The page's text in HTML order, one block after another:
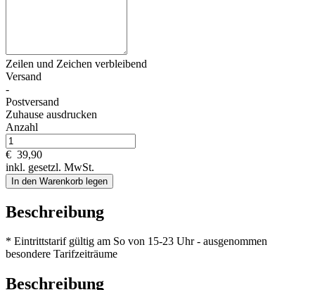
Zeilen und Zeichen verbleibend
Versand
-
Postversand
Zuhause ausdrucken
Anzahl
€ 39,90
inkl. gesetzl. MwSt.
In den Warenkorb legen
Beschreibung
* Eintrittstarif gültig am So von 15-23 Uhr - ausgenommen
besondere Tarifzeiträume
Beschreibung